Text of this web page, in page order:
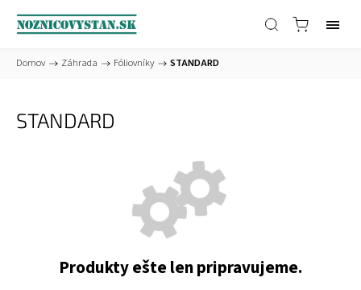
Domov / Záhrada / Fóliovníky / STANDARD
STANDARD
Produkty ešte len pripravujeme.